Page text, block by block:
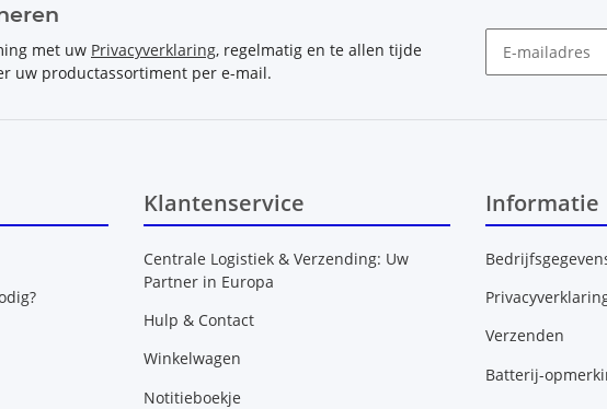
met uw Privacyverklaring, regelmatig en te allen tijde
uw productassortiment per e-mail.
Klantenservice
Centrale Logistiek & Verzending: Uw
Partner in Europa
Hulp & Contact
Winkelwagen
Notitieboekje
Informatie
Verzenden
Batterij-